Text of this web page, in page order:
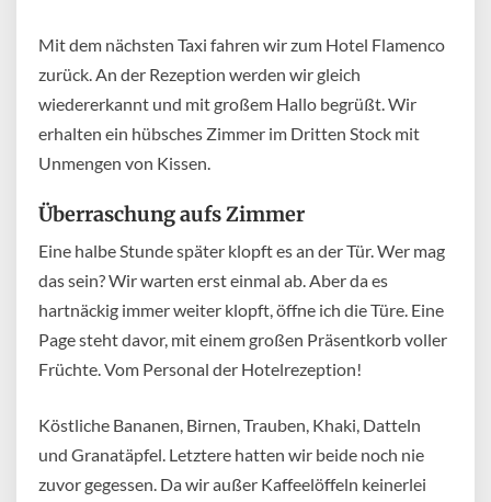
Mit dem nächsten Taxi fahren wir zum Hotel Flamenco
zurück. An der Rezeption werden wir gleich
wiedererkannt und mit großem Hallo begrüßt. Wir
erhalten ein hübsches Zimmer im Dritten Stock mit
Unmengen von Kissen.
Überraschung aufs Zimmer
Eine halbe Stunde später klopft es an der Tür. Wer mag
das sein? Wir warten erst einmal ab. Aber da es
hartnäckig immer weiter klopft, öffne ich die Türe. Eine
Page steht davor, mit einem großen Präsentkorb voller
Früchte. Vom Personal der Hotelrezeption!
Köstliche Bananen, Birnen, Trauben, Khaki, Datteln
und Granatäpfel. Letztere hatten wir beide noch nie
zuvor gegessen. Da wir außer Kaffeelöffeln keinerlei